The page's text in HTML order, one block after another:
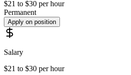
$21 to $30 per hour
Permanent
Apply on position
Salary
$21 to $30 per hour